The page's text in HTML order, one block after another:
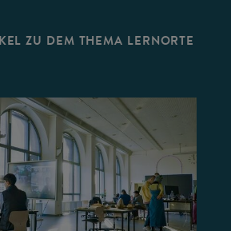
ZU DEM THEMA LERNORTE